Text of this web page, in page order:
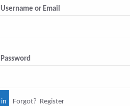
Username or Email
Password
Forgot? Register